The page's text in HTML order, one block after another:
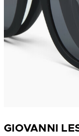
GIOVANNI